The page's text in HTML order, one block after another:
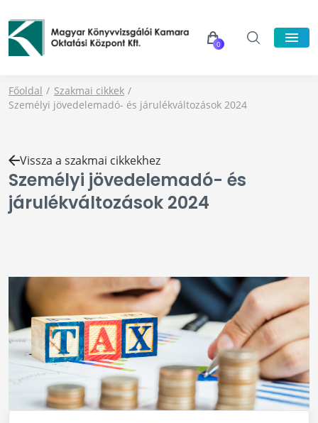
0
Főoldal
Szakmai cikkek
Személyi jövedelemadó- és járulékváltozások 2024
Személyi jövedelemadó- és
járulékváltozások 2024
Vissza a szakmai cikkekhez